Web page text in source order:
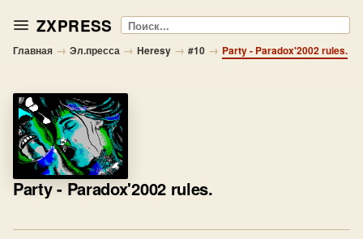
ZXPRESS Поиск
Главная → Эл.пресса → Heresy → #10 → Party - Paradox'2002 rules.
Party- Paradox'2002 rules.